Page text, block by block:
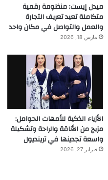
ميدل إيست: منظومة رقمية
متكاملة تعيد تعريف التجارة
والعمل والتواصل في مكان واحد
مارس 18, 2026
الأزياء الذكية للأمهات الحوامل:
مزيج من الأناقة والراحة وتشكيلة
واسعة تجدينها في ترينديول
فبراير 27, 2026